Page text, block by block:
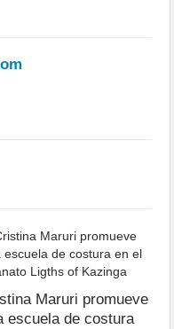
Maruri promueve
escuela de costura